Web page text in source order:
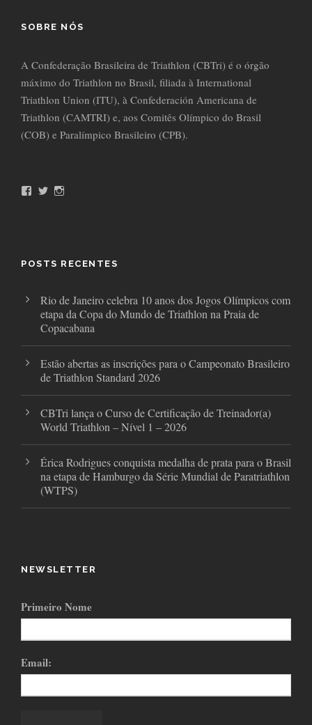
SOBRE NÓS
A Confederação Brasileira de Triathlon (CBTri) é o órgão
máximo do Triathlon no Brasil, filiada à International
Triathlon Union (ITU), à Confederación Americana de
Triathlon (CAMTRI) e, aos Comitês Olímpico do Brasil
(COB) e Paralímpico Brasileiro (CPB).
k
T
a
POSTS RECENTES
Rio de Janeiro celebra 10 anos dos Jogos Olímpicos com
etapa da Copa do Mundo de Triathlon na Praia de
Copacabana
Estão abertas as inscrições para o Campeonato Brasileiro
de Triathlon Standard 2026
CBTri lança o Curso de Certificação de Treinador(a)
World Triathlon – Nível 1 – 2026
Érica Rodrigues conquista medalha de prata para o Brasil
na etapa de Hamburgo da Série Mundial de Paratriathlon
(WTPS)
NEWSLETTER
Primeiro Nome
Email: